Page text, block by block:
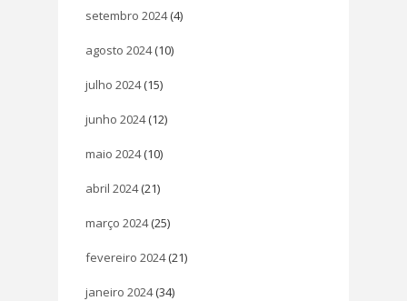
setembro 2024(4)
agosto 2024(10)
julho 2024(15)
junho 2024(12)
maio 2024(10)
abril 2024(21)
março 2024(25)
fevereiro 2024(21)
janeiro 2024(34)